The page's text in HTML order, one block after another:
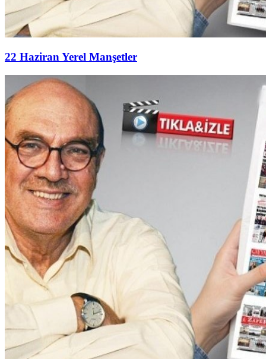
22 Haziran Yerel Manşetler